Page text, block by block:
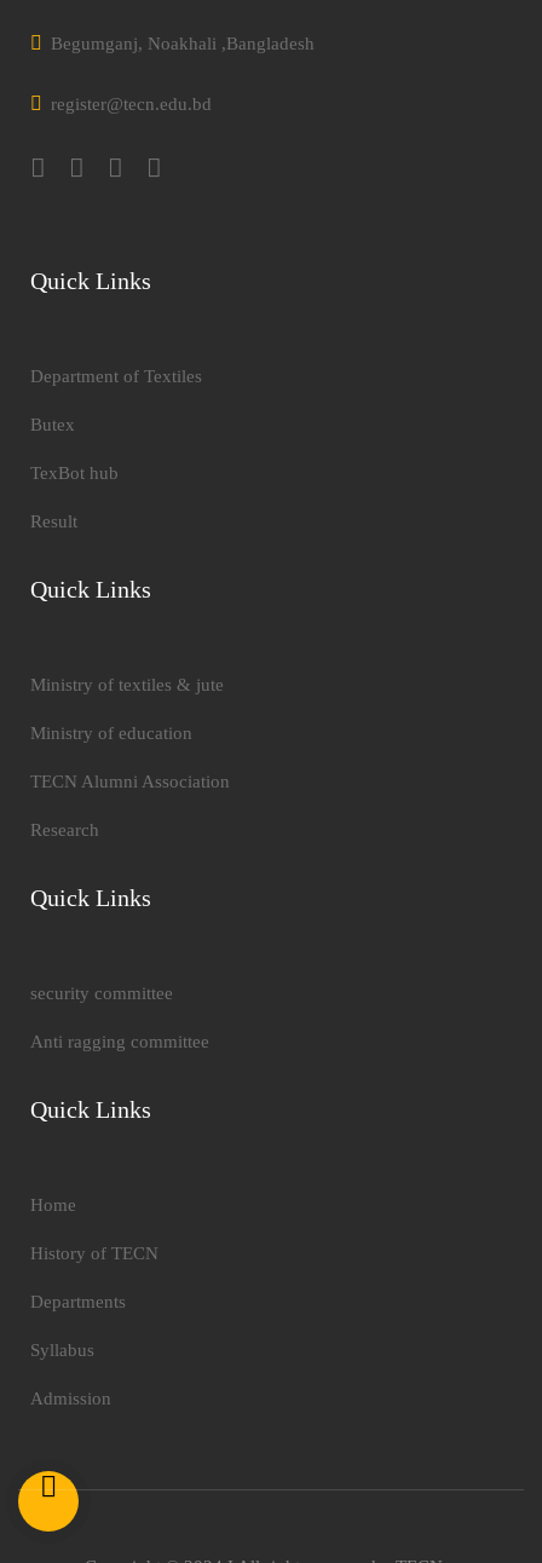
Begumganj, Noakhali ,Bangladesh
register@tecn.edu.bd
Quick Links
Department of Textiles
Butex
TexBot hub
Result
Quick Links
Ministry of textiles & jute
Ministry of education
TECN Alumni Association
Research
Quick Links
security committee
Anti ragging committee
Quick Links
Home
History of TECN
Departments
Syllabus
Admission